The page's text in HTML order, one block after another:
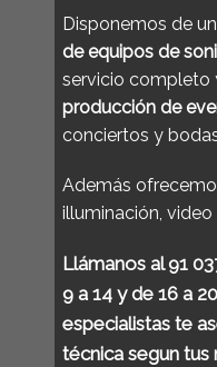
Disponemos de
de equipos de
servicio completo
producción de
conciertos y
Además
illuminación, video
Llámanos al91
9 a 14 y de 16 a
especialistas te
técnica segun tus